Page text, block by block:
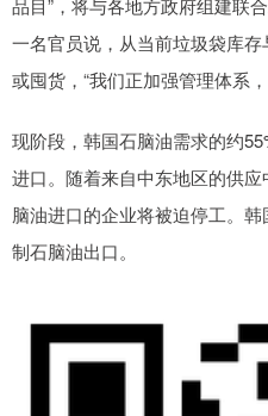
品目”，将与各地方政府组建联
一名官员说，从当前垃圾袋库
或囤货，“我们正加强管理体系
现阶段，韩国石脑油需求的约
进口。随着来自中东地区的供
脑油进口的企业将被迫停工。
制石脑油出口。